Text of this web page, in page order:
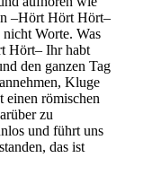
–Hört Hört Hört–
Worte. Was
Hört– Ihr habt
den ganzen Tag
Kluge
einen römischen
zu
und führt uns
das ist